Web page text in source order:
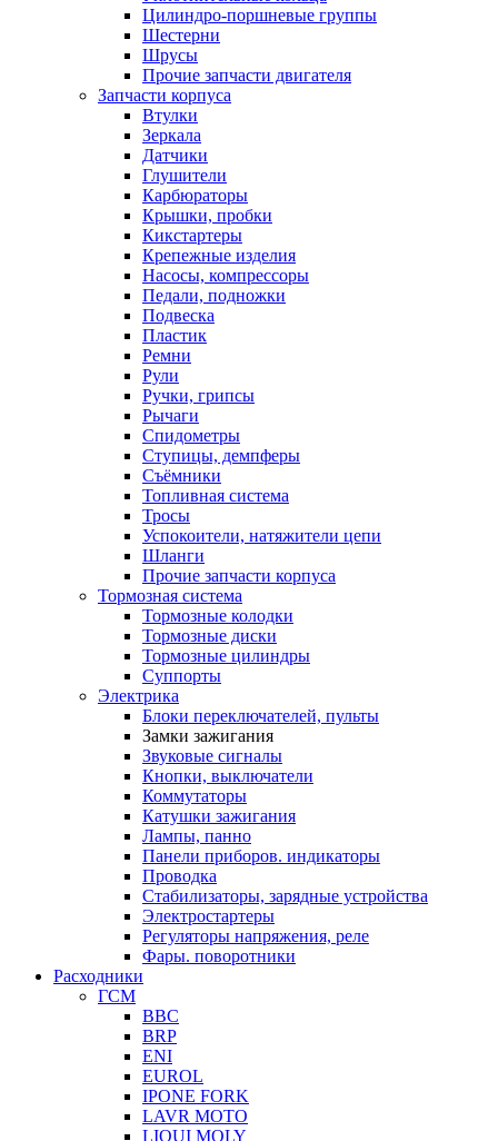
Цилиндро-поршневые группы
Шестерни
Шрусы
Прочие запчасти двигателя
Запчасти корпуса
Втулки
Зеркала
Датчики
Глушители
Карбюраторы
Крышки, пробки
Кикстартеры
Крепежные изделия
Насосы, компрессоры
Педали, подножки
Подвеска
Пластик
Ремни
Рули
Ручки, грипсы
Рычаги
Спидометры
Ступицы, демпферы
Съёмники
Топливная система
Тросы
Успокоители, натяжители цепи
Шланги
Прочие запчасти корпуса
Тормозная система
Тормозные колодки
Тормозные диски
Тормозные цилиндры
Суппорты
Электрика
Блоки переключателей, пульты
Замки зажигания
Звуковые сигналы
Кнопки, выключатели
Коммутаторы
Катушки зажигания
Лампы, панно
Панели приборов. индикаторы
Проводка
Стабилизаторы, зарядные устройства
Электростартеры
Регуляторы напряжения, реле
Фары. поворотники
Расходники
ГСМ
BBC
BRP
ENI
EUROL
IPONE FORK
LAVR MOTO
LIQUI MOLY